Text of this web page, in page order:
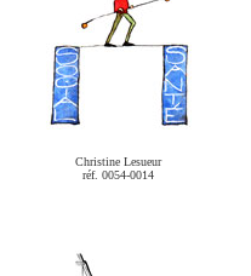
Christine Lesueur
réf. 0054-0014